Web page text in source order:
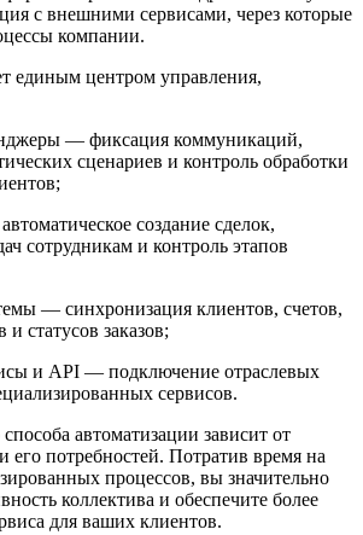
с внешними сервисами, через которые
компании.
единым центром управления,
— фиксация коммуникаций,
сценариев и контроль обработки
создание сделок,
сотрудникам и контроль этапов
— синхронизация клиентов, счетов,
и статусов заказов;
и API — подключение отраслевых
сервисов.
автоматизации зависит от
его потребностей. Потратив время на
процессов, вы значительно
коллектива и обеспечите более
для ваших клиентов.